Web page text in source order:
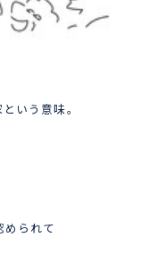
いう意味。
られて